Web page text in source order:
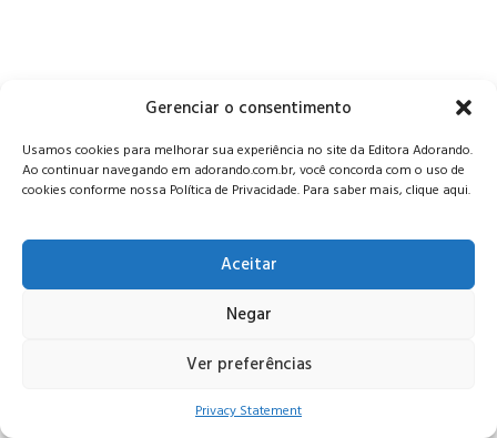
Gerenciar o consentimento
Usamos cookies para melhorar sua experiência no site da Editora Adorando.
Ao continuar navegando em adorando.com.br, você concorda com o uso de
cookies conforme nossa Política de Privacidade. Para saber mais, clique aqui.
Aceitar
Negar
Ver preferências
Privacy Statement
© Editora Adorando 2026. Todos os direitos reservados.
Consulte nossapolítica de privacidade.